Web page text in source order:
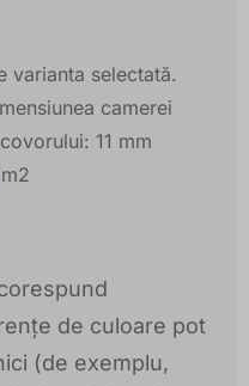
varianta selectată.
camerei
11 mm
de culoare pot
(de exemplu,